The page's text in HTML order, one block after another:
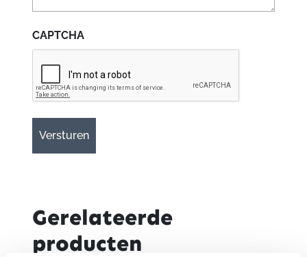
CAPTCHA
Gerelateerde
producten